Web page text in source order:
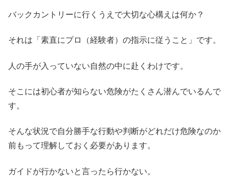
バックカントリーに行くうえで大切な心構えは何か？
それは「素直にプロ（経験者）の指示に従うこと」です。
人の手が入っていない自然の中に赴くわけです。
そこには初心者が知らない危険がたくさん潜んでいるんで
す。
そんな状況で自分勝手な行動や判断がどれだけ危険なのか
前もって理解しておく必要があります。
ガイドが行かないと言ったら行かない。